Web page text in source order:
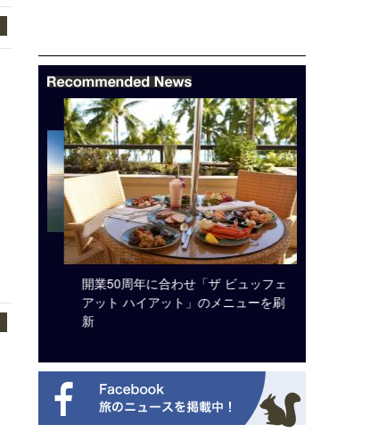
開業50周年に合わせ「ザ ビュッフェ
アット ハイアット」のメニューを刷